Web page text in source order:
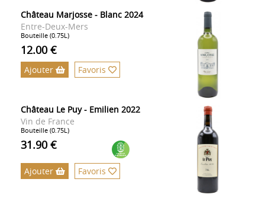
Château Marjosse - Blanc 2024
Entre-Deux-Mers
Bouteille (0.75L)
12.00 €
Ajouter Favoris
Château Le Puy - Emilien 2022
Vin de France
Bouteille (0.75L)
31.90 €
Ajouter Favoris